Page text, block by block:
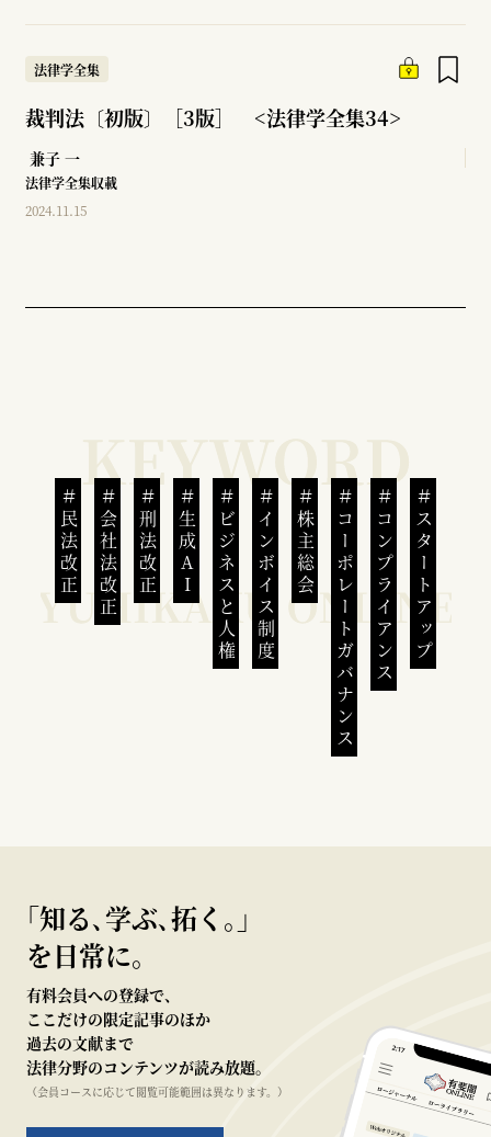
法律学全集
裁判法〔初版〕［3版］ <法律学全集34>
兼子 一
法律学全集収載
2024.11.15
民法改正 会社法改正 刑法改正 生成AI ビジネスと人権インボイス制度 株主総会 コーポレートガバナンスコンプライアンススタートアップ
｢知る､学ぶ､拓く｡｣
を日常に。
有料会員への登録で、
ここだけの限定記事のほか
過去の文献まで
法律分野のコンテンツが読み放題。
（会員コースに応じて閲覧可能範囲は異なります。）